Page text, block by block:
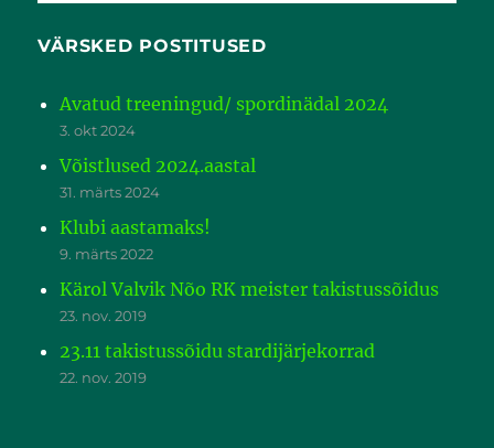
VÄRSKED POSTITUSED
Avatud treeningud/ spordinädal 2024
3. okt 2024
Võistlused 2024.aastal
31. märts 2024
Klubi aastamaks!
9. märts 2022
Kärol Valvik Nõo RK meister takistussõidus
23. nov. 2019
23.11 takistussõidu stardijärjekorrad
22. nov. 2019